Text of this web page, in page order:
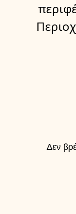
Δεν